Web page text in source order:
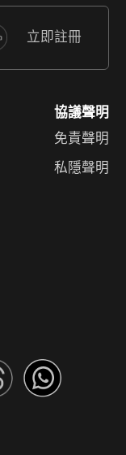
立即註冊
協議聲明
免責聲明
私隱聲明